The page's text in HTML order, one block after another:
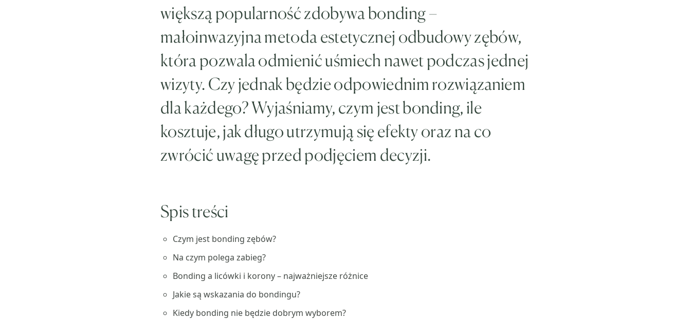
większą popularność zdobywa bonding –
małoinwazyjna metoda estetycznej odbudowy zębów,
która pozwala odmienić uśmiech nawet podczas jednej
wizyty. Czy jednak będzie odpowiednim rozwiązaniem
dla każdego? Wyjaśniamy, czym jest bonding, ile
kosztuje, jak długo utrzymują się efekty oraz na co
zwrócić uwagę przed podjęciem decyzji.
Spis treści
Czym jest bonding zębów?
Na czym polega zabieg?
Bonding a licówki i korony – najważniejsze różnice
Jakie są wskazania do bondingu?
Kiedy bonding nie będzie dobrym wyborem?